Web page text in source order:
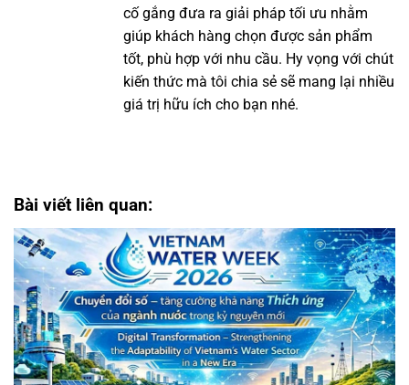
cố gắng đưa ra giải pháp tối ưu nhằm
giúp khách hàng chọn được sản phẩm
tốt, phù hợp với nhu cầu. Hy vọng với chút
kiến thức mà tôi chia sẻ sẽ mang lại nhiều
giá trị hữu ích cho bạn nhé.
Bài viết liên quan: